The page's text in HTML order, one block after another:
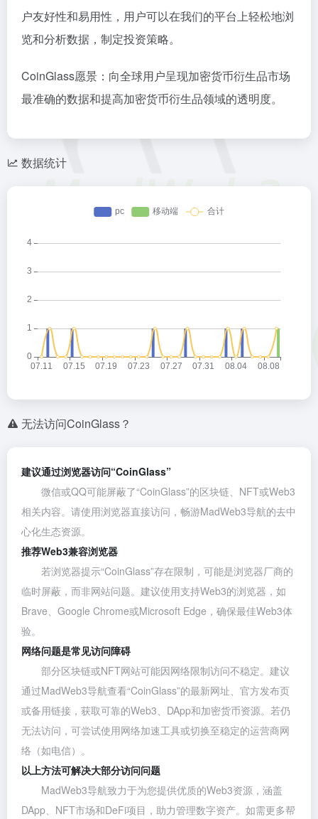
户友好性和易用性，用户可以在我们的平台上轻松地浏
览和分析数据，制定投资策略。
CoinGlass愿景：向全球用户呈现加密货币衍生品市场
最准确的数据和提高加密货币衍生品领域的透明度。
数据统计
无法访问CoinGlass？
建议通过浏览器访问“CoinGlass”
微信或QQ可能屏蔽了“CoinGlass”的区块链、NFT或Web3
相关内容。请使用浏览器直接访问，畅游MadWeb3导航的去中
心化生态资源。
推荐Web3兼容浏览器
若浏览器提示“CoinGlass”存在限制，可能是浏览器厂商的
临时屏蔽，而非网站问题。建议使用支持Web3的浏览器，如
Brave、 Google Chrome或Microsoft Edge ，确保最佳Web3体
验。
网络问题是常见访问障碍
部分区块链或NFT网站可能因网络限制访问不稳定。建议
通过MadWeb3导航查看“CoinGlass”的最新网址、官方发布页
或备用链接，获取可靠的Web3、DApp和加密货币资源。若仍
无法访问，可尝试使用网络加速工具或切换至稳定的运营商网
络（如电信）。
以上方法可解决大部分访问问题
MadWeb3导航致力于为您提供优质的Web3资源，涵盖
DApp、NFT市场和DeFi项目，助力管理数字资产。如需更多帮